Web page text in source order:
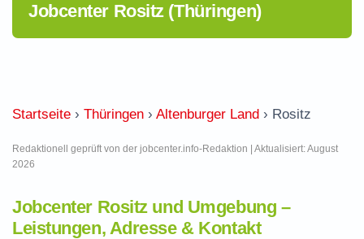
Jobcenter Rositz (Thüringen)
Startseite › Thüringen › Altenburger Land › Rositz
Redaktionell geprüft von der jobcenter.info-Redaktion | Aktualisiert: August
2026
Jobcenter Rositz und Umgebung –
Leistungen, Adresse & Kontakt